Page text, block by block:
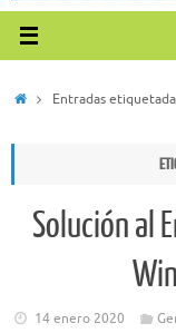
InicioEntradas
Solución al
14 enero 2020